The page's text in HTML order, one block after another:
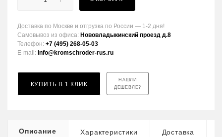
Доставка по Москве и отгрузка по России — 1-2 дня!
Самовывоз из офиса: Нововладыкинский проезд д.8
Телефон: +7 (495) 268-05-03
E-mail: info@kromschroder-rus.ru
КУПИТЬ В 1 КЛИК
НАШЛИ
ДЕШЕВЛЕ?
Описание Характеристики Доставка